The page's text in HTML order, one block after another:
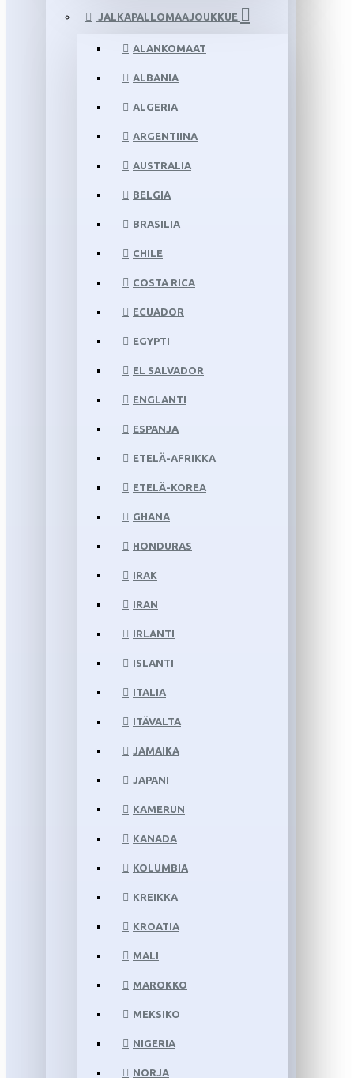
JALKAPALLOMAAJOUKKUE
ALANKOMAAT
ALBANIA
ALGERIA
ARGENTIINA
AUSTRALIA
BELGIA
BRASILIA
CHILE
COSTA RICA
ECUADOR
EGYPTI
EL SALVADOR
ENGLANTI
ESPANJA
ETELÄ-AFRIKKA
ETELÄ-KOREA
GHANA
HONDURAS
IRAK
IRAN
IRLANTI
ISLANTI
ITALIA
ITÄVALTA
JAMAIKA
JAPANI
KAMERUN
KANADA
KOLUMBIA
KREIKKA
KROATIA
MALI
MAROKKO
MEKSIKO
NIGERIA
NORJA